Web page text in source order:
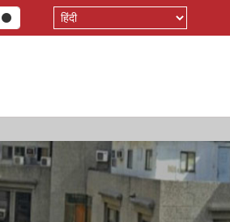
Select
your